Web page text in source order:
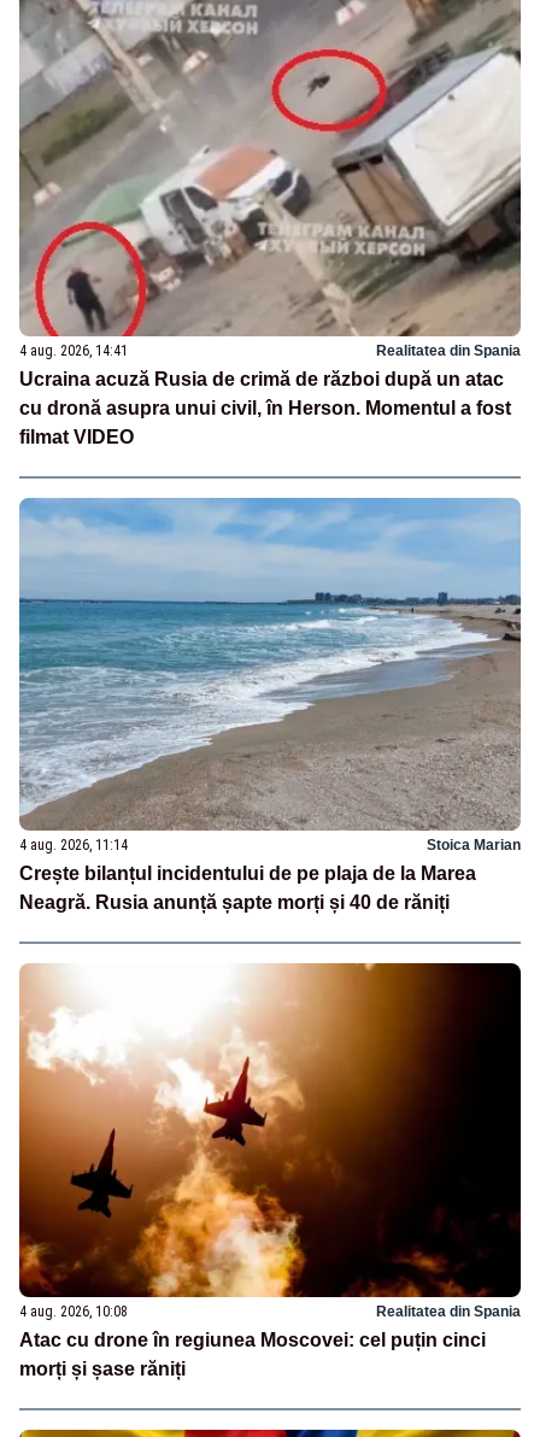
4 aug. 2026, 14:41 Realitatea din Spania
Ucraina acuză Rusia de crimă de război după un atac
cu dronă asupra unui civil, în Herson. Momentul a fost
filmat VIDEO
4 aug. 2026, 11:14 Stoica Marian
Crește bilanțul incidentului de pe plaja de la Marea
Neagră. Rusia anunță șapte morți și 40 de răniți
4 aug. 2026, 10:08 Realitatea din Spania
Atac cu drone în regiunea Moscovei: cel puțin cinci
morți și șase răniți